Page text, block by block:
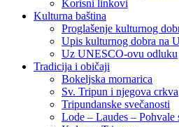
Korisni linkovi
Kulturna baština
Proglašenje kulturnog
Upis kulturnog dobra na
Uz UNESCO-ovu odluku
Tradicija i običaji
Bokeljska mornarica
Sv. Tripun i njegova crkva
Tripundanske svečanosti
Lode – Laudes – Pohvale